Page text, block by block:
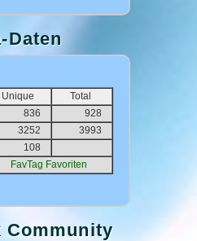
Daten
Unique
Total
836
928
3252
3993
108
FavTag Favoriten
Community